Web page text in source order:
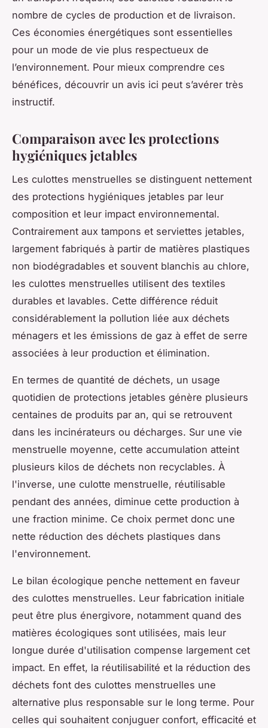
nombre de cycles de production et de livraison.
Ces économies énergétiques sont essentielles
pour un mode de vie plus respectueux de
l’environnement. Pour mieux comprendre ces
bénéfices, découvrir un avis ici peut s’avérer très
instructif.
Comparaison avec les protections
hygiéniques jetables
Les culottes menstruelles se distinguent nettement
des protections hygiéniques jetables par leur
composition et leur impact environnemental.
Contrairement aux tampons et serviettes jetables,
largement fabriqués à partir de matières plastiques
non biodégradables et souvent blanchis au chlore,
les culottes menstruelles utilisent des textiles
durables et lavables. Cette différence réduit
considérablement la pollution liée aux déchets
ménagers et les émissions de gaz à effet de serre
associées à leur production et élimination.
En termes de quantité de déchets, un usage
quotidien de protections jetables génère plusieurs
centaines de produits par an, qui se retrouvent
dans les incinérateurs ou décharges. Sur une vie
menstruelle moyenne, cette accumulation atteint
plusieurs kilos de déchets non recyclables. À
l'inverse, une culotte menstruelle, réutilisable
pendant des années, diminue cette production à
une fraction minime. Ce choix permet donc une
nette réduction des déchets plastiques dans
l'environnement.
Le bilan écologique penche nettement en faveur
des culottes menstruelles. Leur fabrication initiale
peut être plus énergivore, notamment quand des
matières écologiques sont utilisées, mais leur
longue durée d'utilisation compense largement cet
impact. En effet, la réutilisabilité et la réduction des
déchets font des culottes menstruelles une
alternative plus responsable sur le long terme. Pour
celles qui souhaitent conjuguer confort, efficacité et